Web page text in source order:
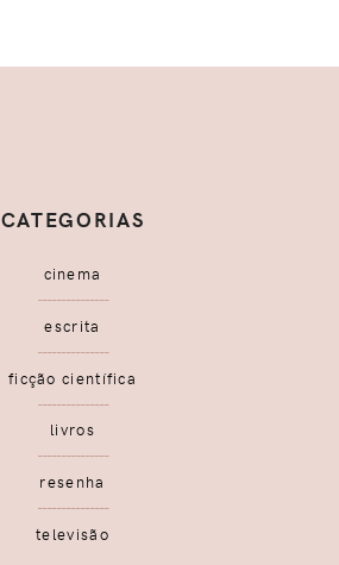
CATEGORIAS
cinema
escrita
ficção científica
livros
resenha
televisão